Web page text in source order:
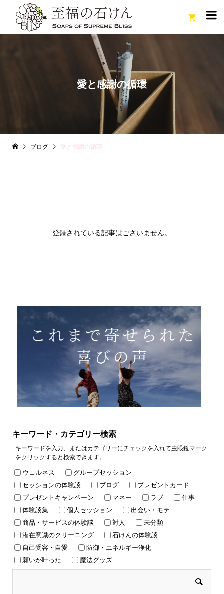

愛と感謝の循環
ブログ 愛と感謝の循環
登録されている記事はございません。
キーワード・カテゴリー検索
キーワードを入力、またはカテゴリーにチェックを入れて虫眼鏡マーク
をクリックすると検索できます。
ウェルネス
グループセッション
セッションの体験談
ブログ
プレゼントカード
プレゼントキャンペーン
マネー ラブ
仕事
体験談集
個人セッション
出会い・モテ
商品・サービスの体験談
対人
未分類
潜在意識のクリーニング
石けんの体験談
自己受容・自愛
防御・エネルギー浄化
願いが叶った
魔法グッズ